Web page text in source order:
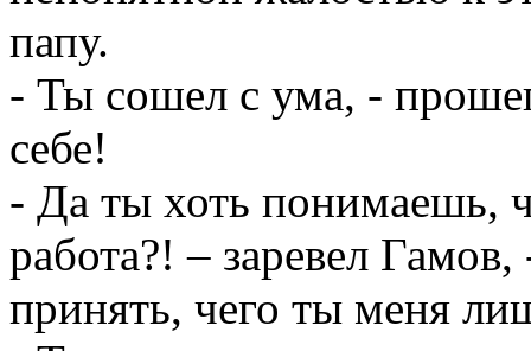
папу.
- Ты сошел с ума, -
себе!
- Да ты хоть понимаешь,
работа?! – заревел
принять, чего ты меня